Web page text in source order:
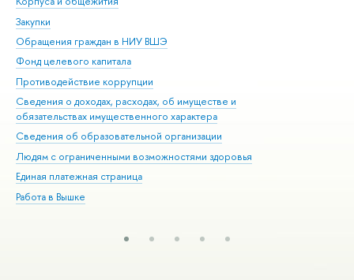
Закупки
Обращения граждан в НИУ ВШЭ
Фонд целевого капитала
Противодействие коррупции
Сведения о доходах, расходах, об имуществе и
обязательствах имущественного характера
Сведения об образовательной организации
Людям с ограниченными возможностями здоровья
Единая платежная страница
Работа в Вышке